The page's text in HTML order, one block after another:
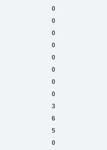
0
0
0
0
0
0
0
0
3
6
5
0